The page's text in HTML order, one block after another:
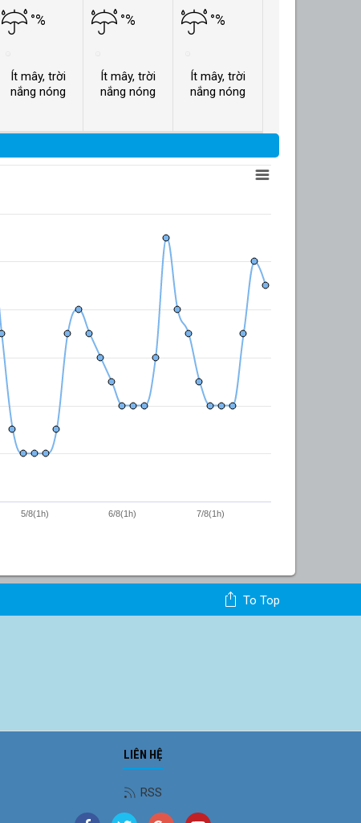
°%
Ít mây, trời
nắng nóng
°%
Ít mây, trời
nắng nóng
°%
Ít mây, trời
nắng nóng
5/8(1h) 6/8(1h) 7/8(1h)
To Top
LIÊN HỆ
RSS